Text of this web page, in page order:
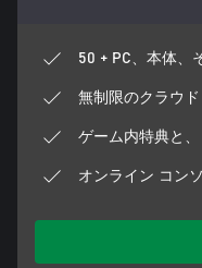
50 + PC、本体、
無制限のクラウ
ゲーム内特典と
オンライン コン